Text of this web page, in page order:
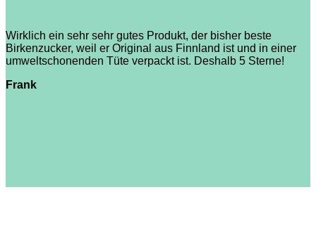
Wirklich ein sehr sehr gutes Produkt, der bisher beste
Birkenzucker, weil er Original aus Finnland ist und in einer
umweltschonenden Tüte verpackt ist. Deshalb 5 Sterne!
Frank